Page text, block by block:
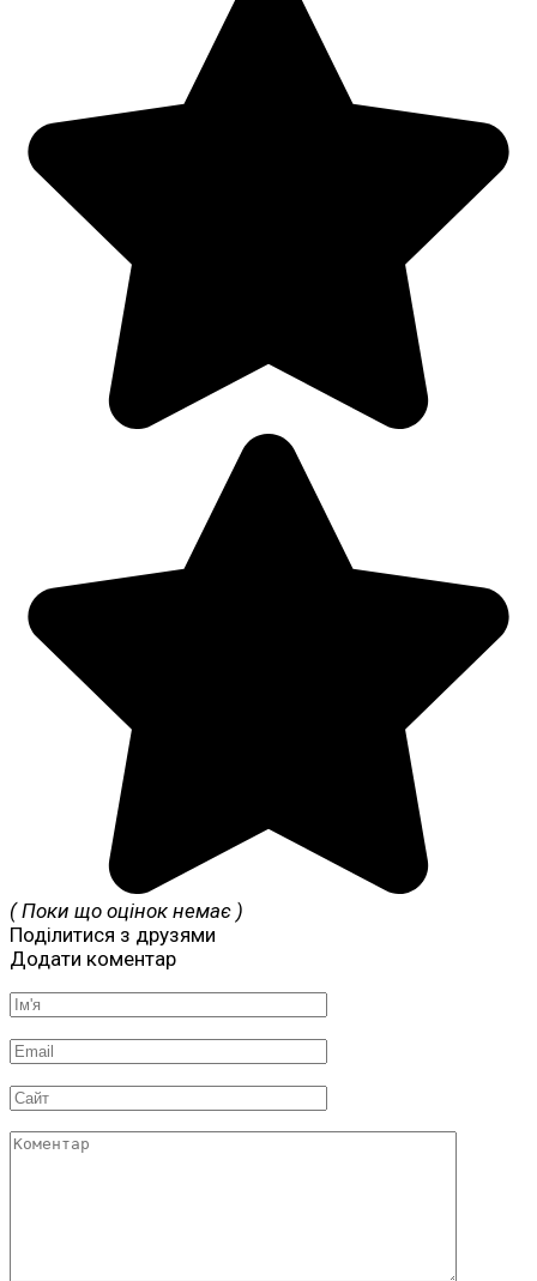
( Поки що оцінок немає )
Поділитися з друзями
Додати коментар
Ім'я
*
Email
*
Сайт
Коментар